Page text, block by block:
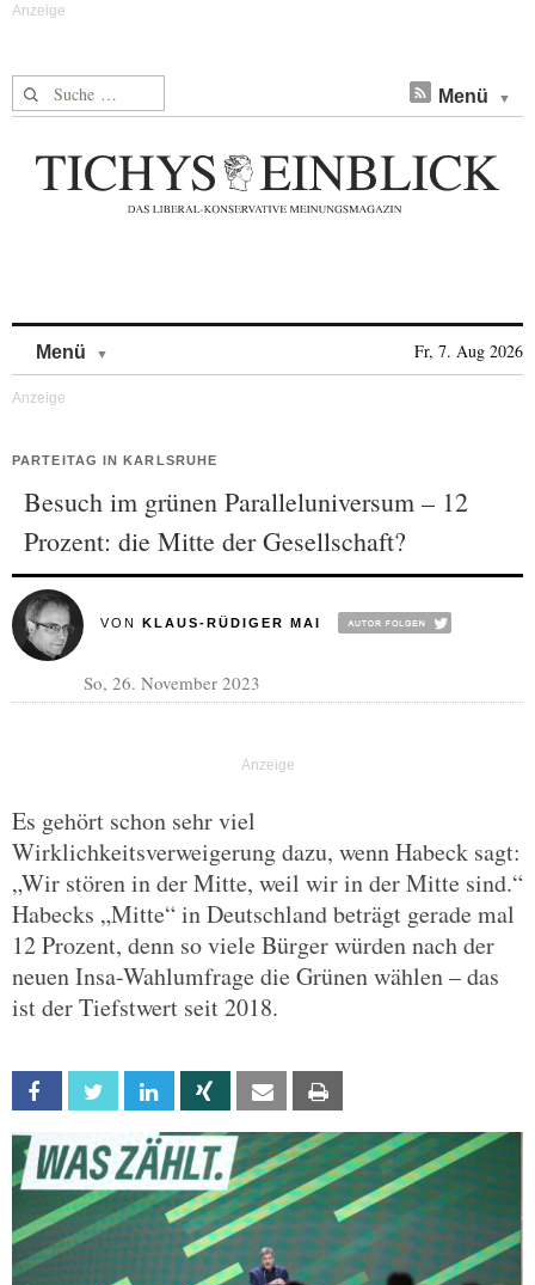
Suche nach: Menü
Menü Fr, 7. Aug 2026
PARTEITAG IN KARLSRUHE
Besuch im grünen Paralleluniversum – 12
Prozent: die Mitte der Gesellschaft?
VON KLAUS-RÜDIGER MAI
So, 26. November 2023
Es gehört schon sehr viel
Wirklichkeitsverweigerung dazu, wenn Habeck sagt:
„Wir stören in der Mitte, weil wir in der Mitte sind.“
Habecks „Mitte“ in Deutschland beträgt gerade mal
12 Prozent, denn so viele Bürger würden nach der
neuen Insa-Wahlumfrage die Grünen wählen – das
ist der Tiefstwert seit 2018.
Facebook Twitter Linkedin Xing Email